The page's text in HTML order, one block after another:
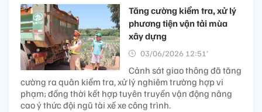
Tăng cường kiểm tra, xử lý
phương tiện vận tải mùa
xây dựng
03/06/2026 12:51’
Cảnh sát giao thông đã tăng
cường ra quân kiểm tra, xử lý nghiêm trường hợp vi
phạm; đồng thời kết hợp tuyên truyền vận động nâng
cao ý thức đội ngũ tài xế xe công trình.